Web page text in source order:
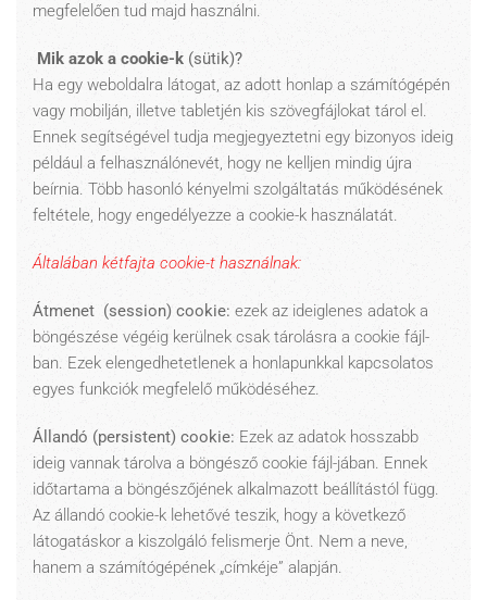
megfelelően tud majd használni.
Mik azok a cookie-k (sütik)?
Ha egy weboldalra látogat, az adott honlap a számítógépén
vagy mobilján, illetve tabletjén kis szövegfájlokat tárol el.
Ennek segítségével tudja megjegyeztetni egy bizonyos ideig
például a felhasználónevét, hogy ne kelljen mindig újra
beírnia. Több hasonló kényelmi szolgáltatás működésének
feltétele, hogy engedélyezze a cookie-k használatát.
Általában kétfajta cookie-t használnak:
Átmenet (session) cookie: ezek az ideiglenes adatok a
böngészése végéig kerülnek csak tárolásra a cookie fájl-
ban. Ezek elengedhetetlenek a honlapunkkal kapcsolatos
egyes funkciók megfelelő működéséhez.
Állandó (persistent) cookie: Ezek az adatok hosszabb
ideig vannak tárolva a böngésző cookie fájl-jában. Ennek
időtartama a böngészőjének alkalmazott beállítástól függ.
Az állandó cookie-k lehetővé teszik, hogy a következő
látogatáskor a kiszolgáló felismerje Önt. Nem a neve,
hanem a számítógépének „címkéje” alapján.